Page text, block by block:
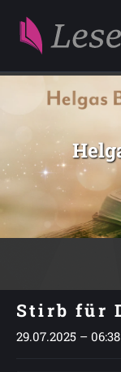
Stirb für
29.07.2025 –